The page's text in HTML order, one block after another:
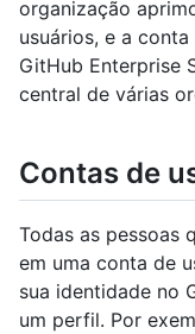
organização
usuários, e a
GitHub Enterprise
central de várias
Contas de
Todas as pessoas
em uma conta de
sua identidade no
um perfil. Por